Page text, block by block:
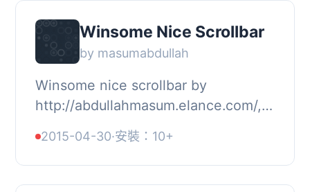
Winsome Nice Scrollbar
by masumabdullah
Winsome nice scrollbar by
http://abdullahmasum.elance.com/,
捲軸，不需要使用 shortcode，而且非
常輕量。, 外掛功能,...
2015-04-30·安裝：10+